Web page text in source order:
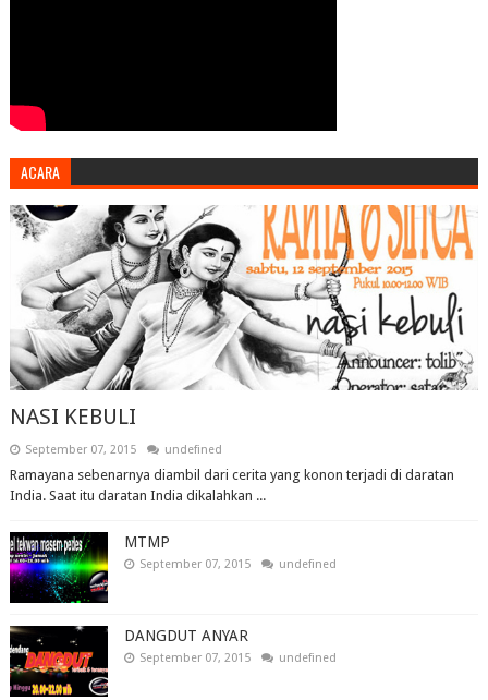
ACARA
NASI KEBULI
September 07, 2015 undefined
Ramayana sebenarnya diambil dari cerita yang konon terjadi di daratan
India. Saat itu daratan India dikalahkan ...
MTMP
September 07, 2015 undefined
DANGDUT ANYAR
September 07, 2015 undefined